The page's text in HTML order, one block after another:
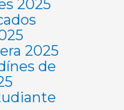
2025
2025
de